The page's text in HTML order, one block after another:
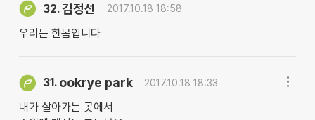
32.김정선 2017.10.18 18:58
우리는 한몸입니다
31. ookrye park 2017.10.18 18:33
내가 살아가는 곳에서